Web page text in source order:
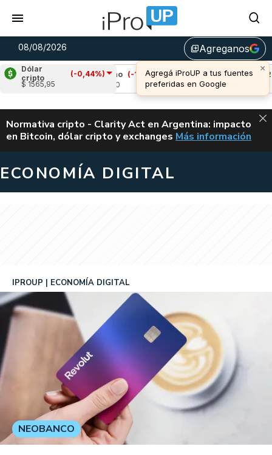
08/08/2026 library_addAgreganos
×
Agregá iProUP a tus fuentes
preferidas en Google
Dólar
cripto
(-0,44%)
$ 1565,95
Cardano (-1,48%)
Avalanche (2,29%)
u$s 6,52
ALERTA
Normativa cripto - Clarity Act en Argentina: impacto
en Bitcoin, dólar cripto y exchanges CLARITY ACT EN
Más información
ECONOMÍA DIGITAL
IPROUP ECONOMÍA DIGITAL
NEOBANCO